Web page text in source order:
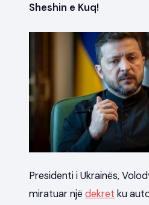
Sheshin e Kuq!
Presidenti i Ukrainës,
miratuar një dekret ku